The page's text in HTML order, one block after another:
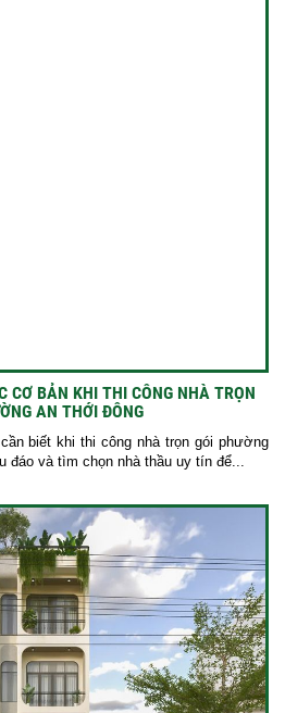
CƠ BẢN KHI THI CÔNG NHÀ TRỌN
AN THỚI ĐÔNG
biết khi thi công nhà trọn gói phường
đáo và tìm chọn nhà thầu uy tín để...